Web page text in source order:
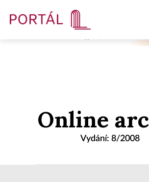
ČasopisyOnline
Vydání: 8/2008